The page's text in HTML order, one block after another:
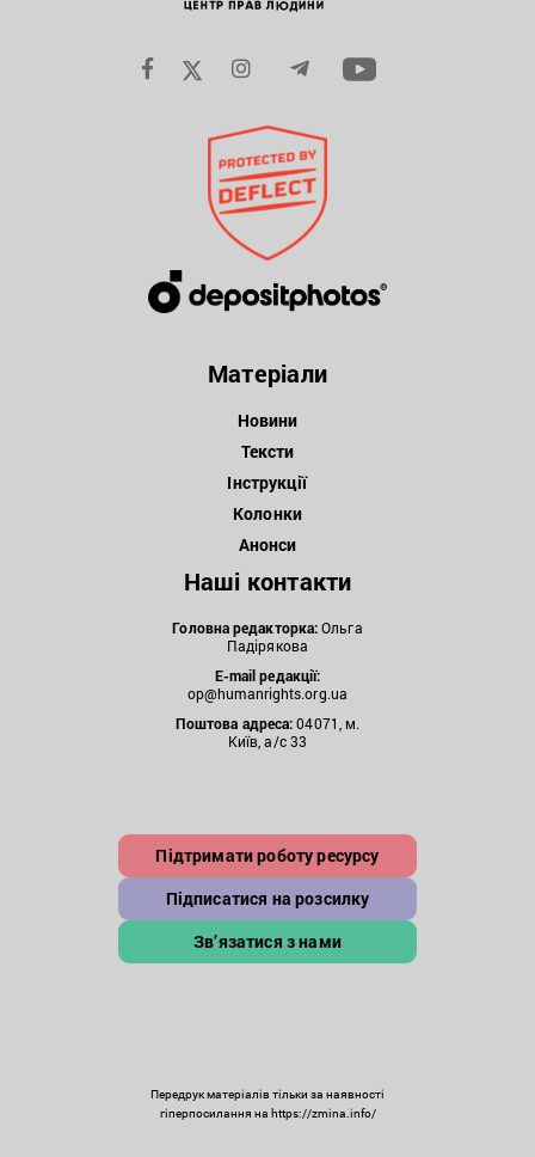
Матеріали
Новини
Тексти
Інструкції
Колонки
Анонси
Наші контакти
Головна редакторка:Ольга
Падірякова
E-mail редакції:
op@humanrights.org.ua
Поштова адреса:04071, м.
Київ, а/с 33
Підтримати роботу ресурсу
Підписатися на розсилку
Зв’язатися з нами
Передрук матеріалів тільки за наявності
гіперпосилання на https://zmina.info/